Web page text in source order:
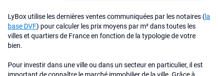
LyBox utilise les dernières ventes communiquées par les notaires (la
base DVF) pour calculer les prix moyens par m² dans toutes les
villes et quartiers de France en fonction de la typologie de votre
bien.
Pour investir dans une ville ou dans un secteur en particulier, il est